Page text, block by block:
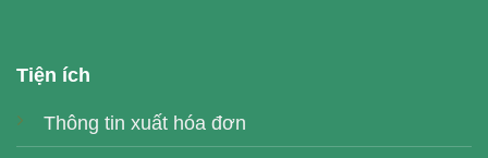
Tiện ích
Thông tin xuất hóa đơn